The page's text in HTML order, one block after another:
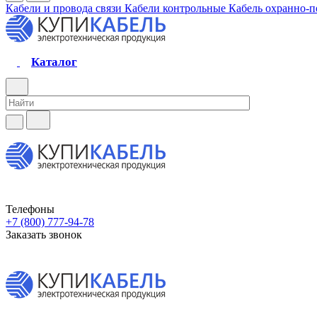
Кабели и провода связи Кабели контрольные Кабель охранно-
Каталог
Телефоны
+7 (800) 777-94-78
Заказать звонок